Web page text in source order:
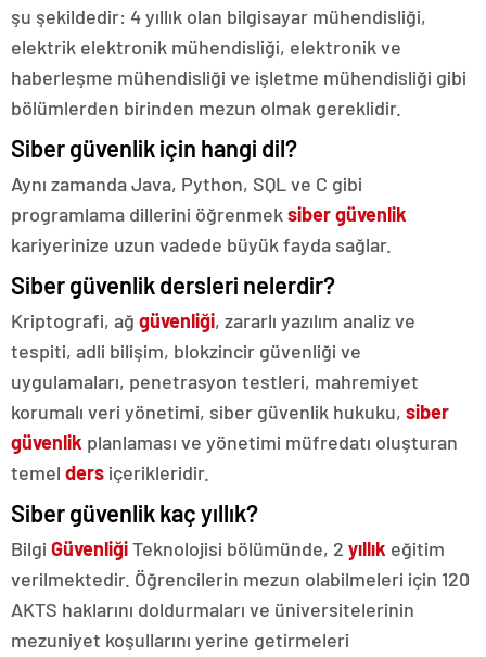
şu şekildedir: 4 yıllık olan bilgisayar mühendisliği,
elektrik elektronik mühendisliği, elektronik ve
haberleşme mühendisliği ve işletme mühendisliği gibi
bölümlerden birinden mezun olmak gereklidir.
Siber güvenlik için hangi dil?
Aynı zamanda Java, Python, SQL ve C gibi
programlama dillerini öğrenmek siber güvenlik
kariyerinize uzun vadede büyük fayda sağlar.
Siber güvenlik dersleri nelerdir?
Kriptografi, ağ güvenliği, zararlı yazılım analiz ve
tespiti, adli bilişim, blokzincir güvenliği ve
uygulamaları, penetrasyon testleri, mahremiyet
korumalı veri yönetimi, siber güvenlik hukuku, siber
güvenlik planlaması ve yönetimi müfredatı oluşturan
temel ders içerikleridir.
Siber güvenlik kaç yıllık?
Bilgi GüvenliğiTeknolojisi bölümünde, 2 yıllık eğitim
verilmektedir. Öğrencilerin mezun olabilmeleri için 120
AKTS haklarını doldurmaları ve üniversitelerinin
mezuniyet koşullarını yerine getirmeleri